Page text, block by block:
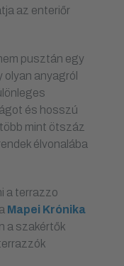
az enteriőr
pusztán egy
olyan anyagról
és hosszú
mint ötszáz
élvonalába
a terrazzo
Mapei Krónika
a szakértők